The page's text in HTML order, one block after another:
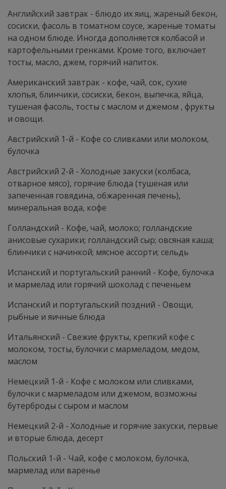
Английский завтрак - блюдо их яиц, жареный бекон,
сосиски, фасоль в томатном соусе, жареные томаты
на одном блюде. Иногда дополняется колбасой и
картофельными гренками. Кроме того, включает
тосты, масло, джем, горячий напиток.
Американский завтрак - кофе, чай, сок, сухие
хлопья, блинчики, сосиски, бекон, выпечка, яйца,
тушеная фасоль, тосты с маслом и джемом , фрукты
и овощи.
Австрийский 1-й - Кофе со сливками или молоком,
булочка
Австрийский 2-й - Холодные закуски (колбаса,
отварное мясо), горячие блюда (тушеная или
запеченная говядина, обжаренная печень),
минеральная вода, кофе
Голландский - Кофе, чай, молоко; голландские
анисовые сухарики; голландский сыр; овсяная каша;
блинчики с начинкой; мясное ассорти; сельдь
Испанский и португальский ранний - Кофе, булочка
и мармелад или горячий шоколад с печеньем
Испанский и португальский позд­ний - Овощи,
рыбные и яичные блюда
Итальянский - Свежие фрукты, крепкий кофе с
молоком, тосты, булочки с мармеладом, медом,
маслом
Немецкий 1-й - Кофе с молоком или сливками,
булочки с мармеладом или джемом, возможны
бутерброды с сыром и маслом
Немецкий 2-й - Холодные и горячие закуски, первые
и вторые блюда, десерт
Польский 1-й - Чай, кофе с молоком, булочка,
мармелад или варенье